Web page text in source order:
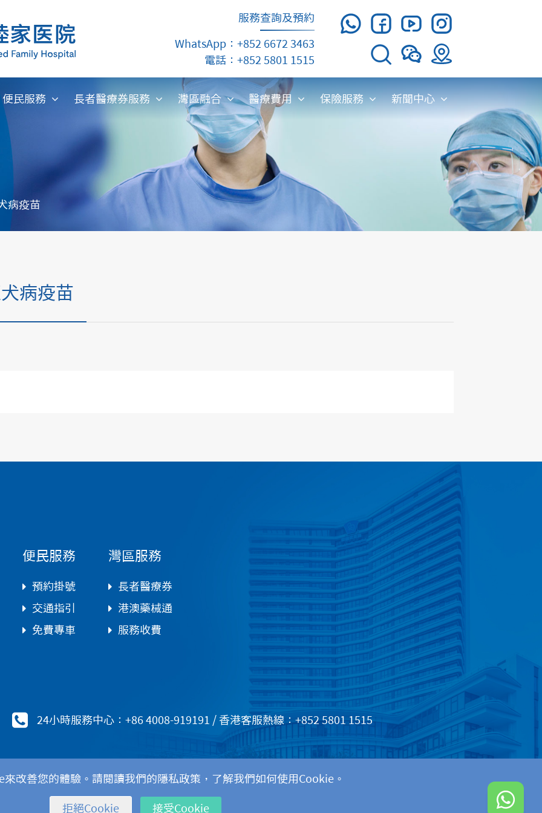
改善您的體驗。請閱讀我們的隱私政策，了解我們如何使用Cookie。
拒絕Cookie 接受Cookie
服務查詢及預約
WhatsApp：+852 6672 3463
電話：+852 5801 1515
便民服務 長者醫療券服務 灣區融合 醫療費用 保險服務 新聞中心
病疫苗
病疫苗
便民服務
預約掛號
交通指引
免費專車
灣區服務
長者醫療券
港澳藥械通
服務收費
24小時服務中心：+86 4008-919191 / 香港客服熱線：+852 5801 1515
Copyright © 2025 深圳新風和睦家醫院版權所有